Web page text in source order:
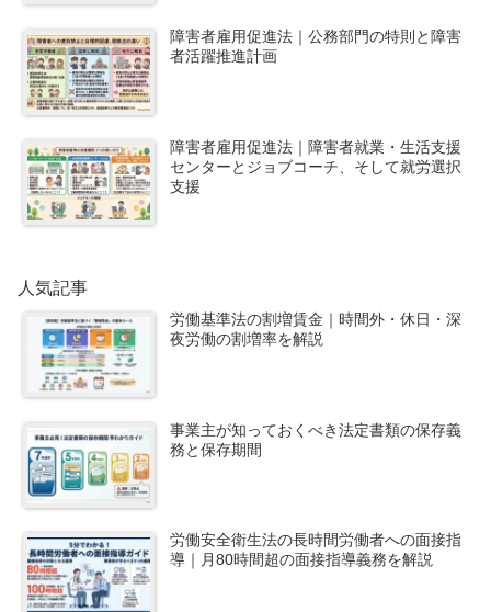
障害者雇用促進法｜公務部門の特則と障害
者活躍推進計画
障害者雇用促進法｜障害者就業・生活支援
センターとジョブコーチ、そして就労選択
支援
人気記事
労働基準法の割増賃金｜時間外・休日・深
夜労働の割増率を解説
事業主が知っておくべき法定書類の保存義
務と保存期間
労働安全衛生法の長時間労働者への面接指
導｜月80時間超の面接指導義務を解説